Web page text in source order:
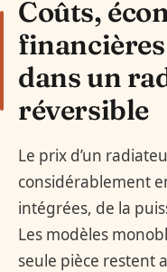
Coûts,
dans un
réversible
Le prix d’un
considérablement
intégrées, de la
Les modèles
seule pièce restent